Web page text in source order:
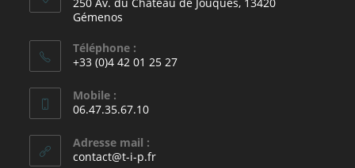
Gémenos
Téléphone :
+33 (0)4 42 01 25 27
Mobile :
06.47.35.67.10
Adresse mail :
contact@t-i-p.fr